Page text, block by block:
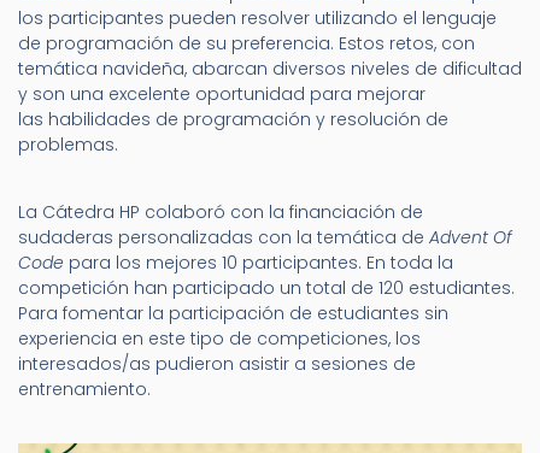
los participantes pueden resolver utilizando el lenguaje
de programación de su preferencia. Estos retos, con
temática navideña, abarcan diversos niveles de dificultad
y son una excelente oportunidad para mejorar
las habilidades de programación y resolución de
problemas.
La Cátedra HP colaboró con la financiación de
sudaderas personalizadas con la temática de Advent Of
Code para los mejores 10 participantes. En toda la
competición han participado un total de 120 estudiantes.
Para fomentar la participación de estudiantes sin
experiencia en este tipo de competiciones, los
interesados/as pudieron asistir a sesiones de
entrenamiento.